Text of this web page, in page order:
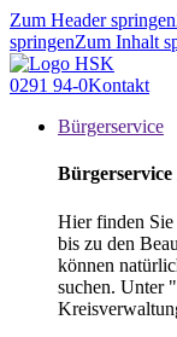
Zum Header springen
springenZum Inhalt
0291 94-0Kontakt
Bürgerservice
Bürgerservice
Hier finden
bis zu den
können
suchen. Unter